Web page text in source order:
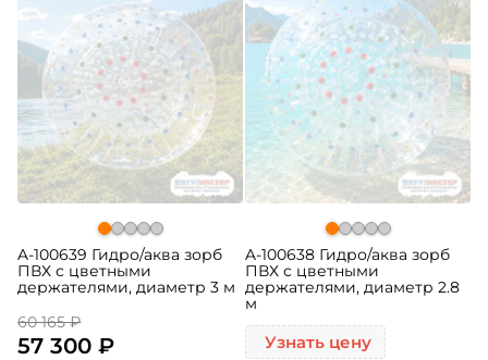
A-100639 Гидро/аква зорб
ПВХ с цветными
держателями, диаметр 3 м
60 165 ₽
57 300 ₽
A-100638 Гидро/аква зорб
ПВХ с цветными
держателями, диаметр 2.8
м
Узнать цену